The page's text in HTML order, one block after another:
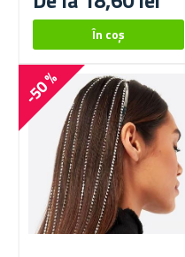
-50 %